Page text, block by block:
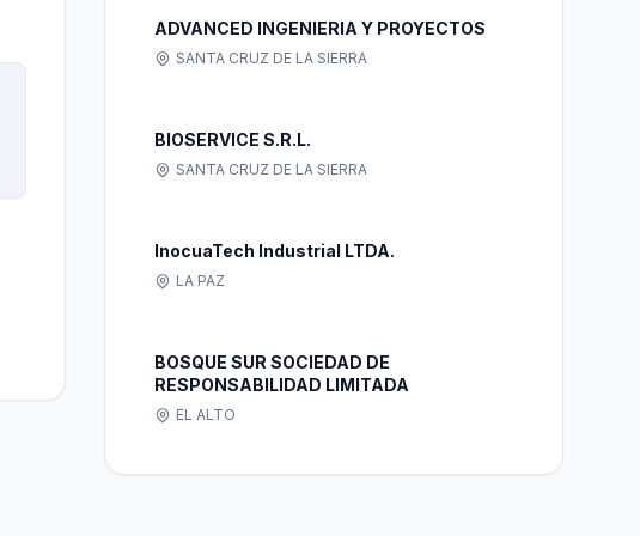
ADVANCED INGENIERIA Y PROYECTOS
SANTA CRUZ DE LA SIERRA
BIOSERVICE S.R.L.
SANTA CRUZ DE LA SIERRA
InocuaTech Industrial LTDA.
LA PAZ
BOSQUE SUR SOCIEDAD DE
RESPONSABILIDAD LIMITADA
EL ALTO